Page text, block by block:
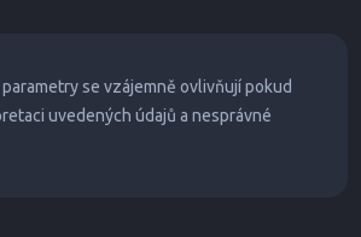
se vzájemně ovlivňují pokud
uvedených údajů a nesprávné